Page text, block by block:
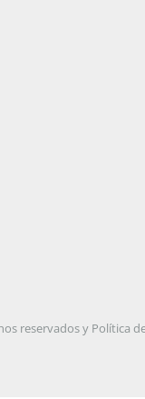
reservados y Política